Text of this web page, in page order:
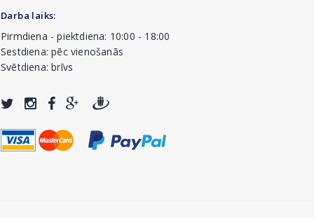
Darba laiks:
Pirmdiena - piektdiena: 10:00 - 18:00
Sestdiena: pēc vienošanās
Svētdiena: brīvs